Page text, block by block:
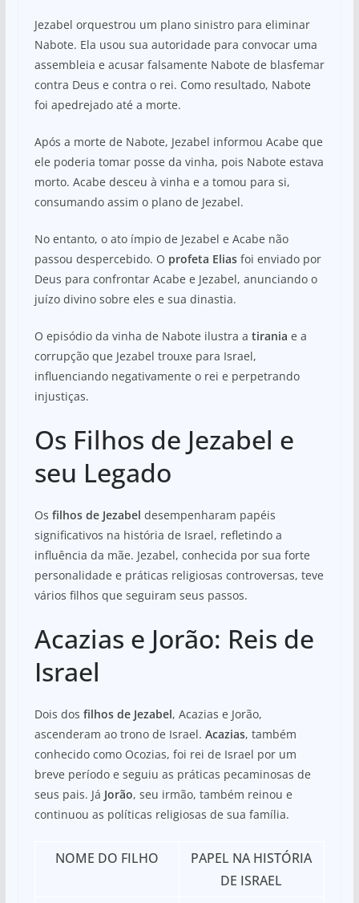
Jezabel orquestrou um plano sinistro para eliminar
Nabote. Ela usou sua autoridade para convocar uma
assembleia e acusar falsamente Nabote de blasfemar
contra Deus e contra o rei. Como resultado, Nabote
foi apedrejado até a morte.
Após a morte de Nabote, Jezabel informou Acabe que
ele poderia tomar posse da vinha, pois Nabote estava
morto. Acabe desceu à vinha e a tomou para si,
consumando assim o plano de Jezabel.
No entanto, o ato ímpio de Jezabel e Acabe não
passou despercebido. O profeta Eliasfoi enviado por
Deus para confrontar Acabe e Jezabel, anunciando o
juízo divino sobre eles e sua dinastia.
O episódio da vinha de Nabote ilustra a tirania e a
corrupção que Jezabel trouxe para Israel,
influenciando negativamente o rei e perpetrando
injustiças.
Os Filhos de Jezabel e
seu Legado
Os filhos de Jezabel desempenharam papéis
significativos na história de Israel, refletindo a
influência da mãe. Jezabel, conhecida por sua forte
personalidade e práticas religiosas controversas, teve
vários filhos que seguiram seus passos.
Acazias e Jorão: Reis de
Israel
Dois dos filhos de Jezabel, Acazias e Jorão,
ascenderam ao trono de Israel. Acazias, também
conhecido como Ocozias, foi rei de Israel por um
breve período e seguiu as práticas pecaminosas de
seus pais. Já Jorão, seu irmão, também reinou e
continuou as políticas religiosas de sua família.
NOME DO FILHO
PAPEL NA HISTÓRIA
DE ISRAEL